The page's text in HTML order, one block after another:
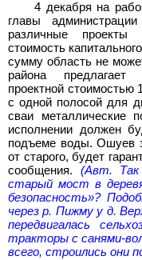
4 декабря на
главы
различные проекты
стоимость
сумму область не
района предлагает
проектной
с одной полосой для
сваи металлические
исполнении должен
подъеме воды. Ошуев
от старого, будет
сообщения. (Авт. Так
старый мост в
безопасность»?
через р. Пижму у д.
передвигалась
тракторы с санями-
всего, строились они